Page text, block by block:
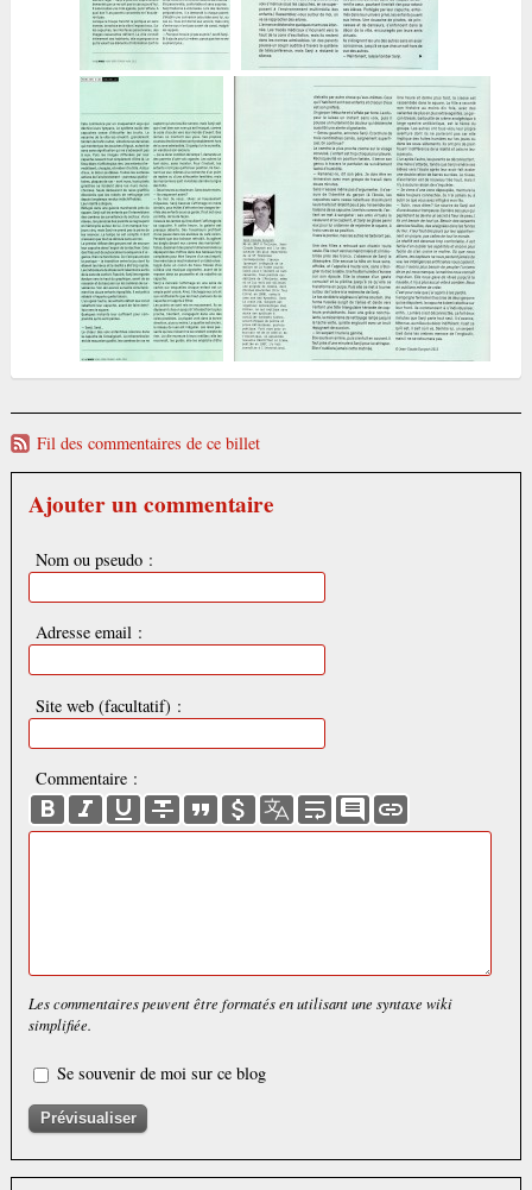
Fil des commentaires de ce billet
Ajouter un commentaire
Nom ou pseudo :
Adresse email :
Site web (facultatif) :
Commentaire :
Les commentaires peuvent être formatés en utilisant une syntaxe wiki
simplifiée.
Se souvenir de moi sur ce blog